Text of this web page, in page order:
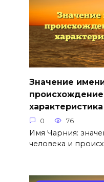
Значение
0 76
Имя Чарния:
человека и